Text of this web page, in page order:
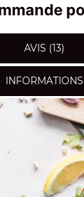
AVIS (13)
INFORMATIONS